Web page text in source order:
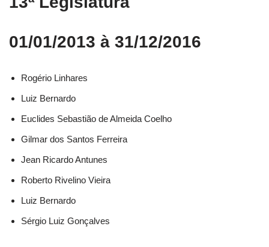
01/01/2013 à 31/12/2016
Rogério Linhares​
Luiz Bernardo​
Euclides Sebastião de Almeida Coelho​
Gilmar dos Santos Ferreira​
Jean Ricardo Antunes​
Roberto Rivelino Vieira​
Luiz Bernardo​
Sérgio Luiz Gonçalves​